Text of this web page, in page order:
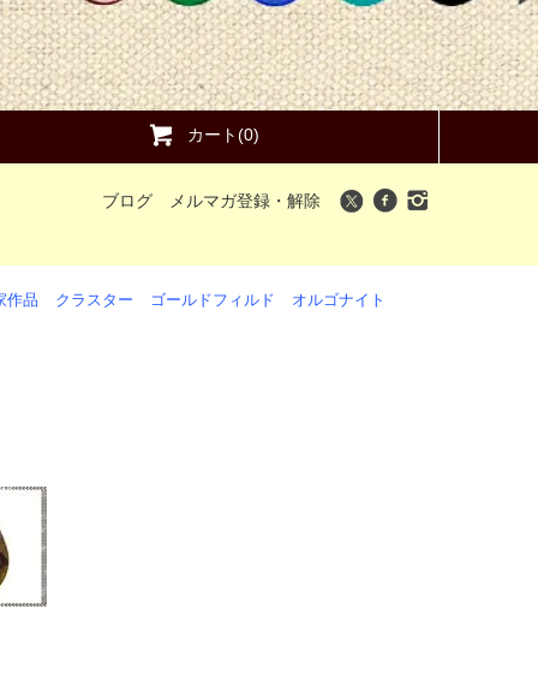
カート(0)
ブログ メルマガ登録・解除
作品 クラスター ゴールドフィルド オルゴナイト